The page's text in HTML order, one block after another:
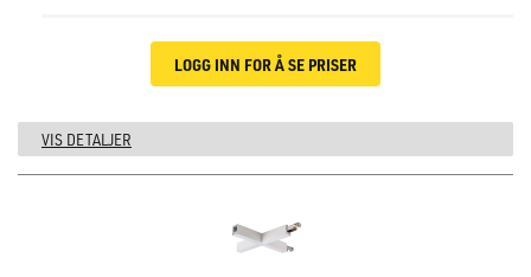
LOGG INN FOR Å SE PRISER
VIS DETALJER